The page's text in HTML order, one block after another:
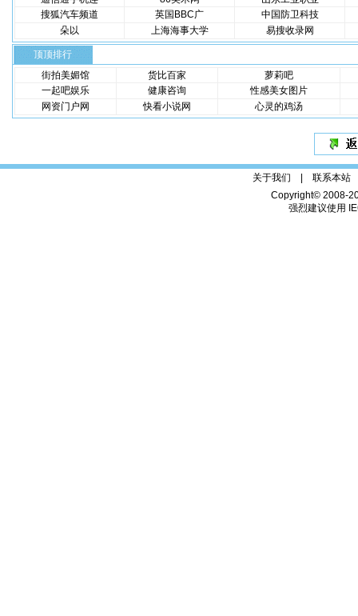
搜狐汽车频道
英国BBC广
中国防卫科技
朵以
上海海事大学 易搜收录网
顶顶排行
街拍美媚馆
货比百家
萝莉吧
一起吧娱乐
健康咨询
性感美女图片
网资门户网
快看小说网 心灵的鸡汤
关于我们 | 联系本站
Copyright© 2008-
强烈建议使用